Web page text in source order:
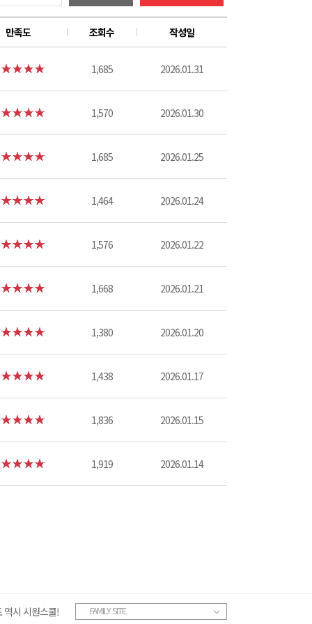
만족도 조회수 작성일
1,685 2026.01.31
1,570 2026.01.30
1,685 2026.01.25
1,464 2026.01.24
1,576 2026.01.22
1,668 2026.01.21
1,380 2026.01.20
1,438 2026.01.17
1,836 2026.01.15
1,919 2026.01.14
역시 시원스쿨! FAMILY SITE